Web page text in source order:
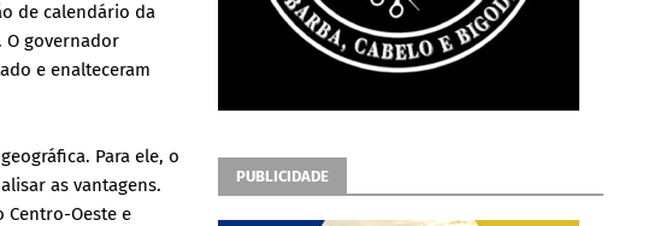
de calendário da
O governador
e enalteceram
Para ele, o
as vantagens.
Centro-Oeste e
PUBLICIDADE